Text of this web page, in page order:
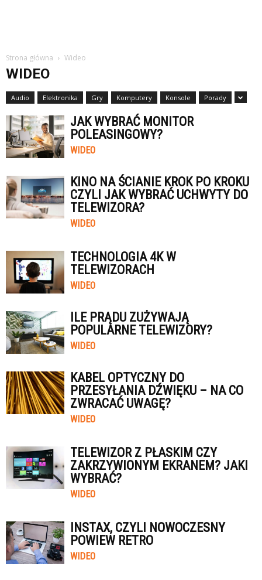
Strona główna Wideo
WIDEO
Audio Elektronika Gry Komputery Konsole Porady
JAK WYBRAĆ MONITOR
POLEASINGOWY?
WIDEO
KINO NA ŚCIANIE KROK PO KROKU
CZYLI JAK WYBRAĆ UCHWYTY DO
TELEWIZORA?
WIDEO
TECHNOLOGIA 4K W
TELEWIZORACH
WIDEO
ILE PRĄDU ZUŻYWAJĄ
POPULARNE TELEWIZORY?
WIDEO
KABEL OPTYCZNY DO
PRZESYŁANIA DŹWIĘKU – NA CO
ZWRACAĆ UWAGĘ?
WIDEO
TELEWIZOR Z PŁASKIM CZY
ZAKRZYWIONYM EKRANEM? JAKI
WYBRAĆ?
WIDEO
INSTAX, CZYLI NOWOCZESNY
POWIEW RETRO
WIDEO